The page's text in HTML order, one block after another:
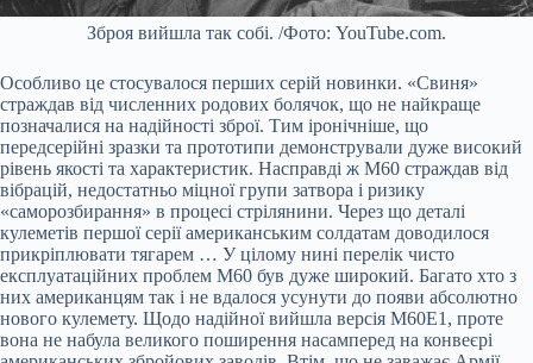
Зброя вийшла так собі. /Фото: YouTube.com.
Особливо це стосувалося перших серій новинки. «Свиня»
страждав від численних родових болячок, що не найкраще
позначалися на надійності зброї. Тим іронічніше, що
передсерійні зразки та прототипи демонстрували дуже високий
рівень якості та характеристик. Насправді ж М60 страждав від
вібрацій, недостатньо міцної групи затвора і ризику
«саморозбирання» в процесі стрілянини. Через що деталі
кулеметів першої серії американським солдатам доводилося
прикріплювати тягарем … У цілому нині перелік чисто
експлуатаційних проблем М60 був дуже широкий. Багато хто з
них американцям так і не вдалося усунути до появи абсолютно
нового кулемету. Щодо надійної вийшла версія М60Е1, проте
вона не набула великого поширення насамперед на конвеєрі